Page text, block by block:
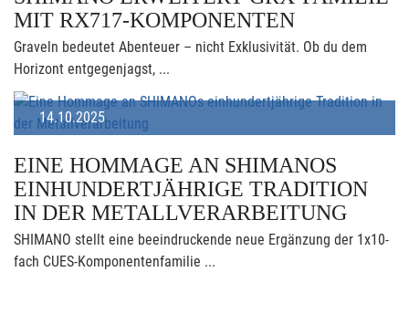
MIT RX717-KOMPONENTEN
Graveln bedeutet Abenteuer – nicht Exklusivität. Ob du dem
Horizont entgegenjagst, ...
14.10.2025
EINE HOMMAGE AN SHIMANOS
EINHUNDERTJÄHRIGE TRADITION
IN DER METALLVERARBEITUNG
SHIMANO stellt eine beeindruckende neue Ergänzung der 1x10-
fach CUES-Komponentenfamilie ...